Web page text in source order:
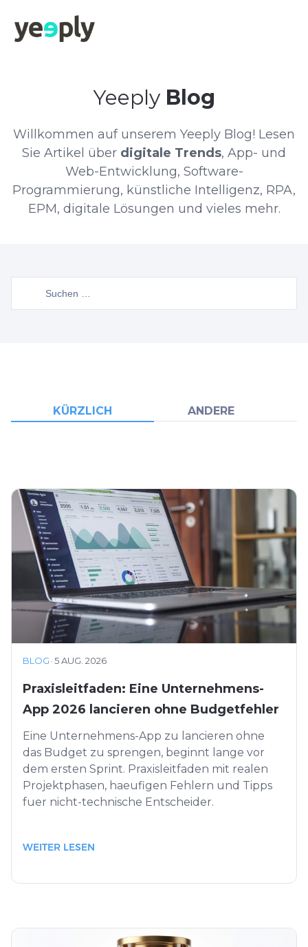
Yeeply Blog
Willkommen auf unserem Yeeply Blog! Lesen
Sie Artikel über digitale Trends, App- und
Web-Entwicklung, Software-
Programmierung, künstliche Intelligenz, RPA,
EPM, digitale Lösungen und vieles mehr.
KÜRZLICH ANDERE
BLOG ·5 AUG. 2026
Praxisleitfaden: Eine Unternehmens-
App 2026 lancieren ohne Budgetfehler
Eine Unternehmens-App zu lancieren ohne
das Budget zu sprengen, beginnt lange vor
dem ersten Sprint. Praxisleitfaden mit realen
Projektphasen, haeufigen Fehlern und Tipps
fuer nicht-technische Entscheider.
WEITER LESEN